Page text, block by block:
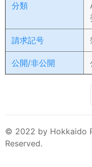
分類
請求記号
公開/非公開
© 2022 by Hokkaido
Reserved.